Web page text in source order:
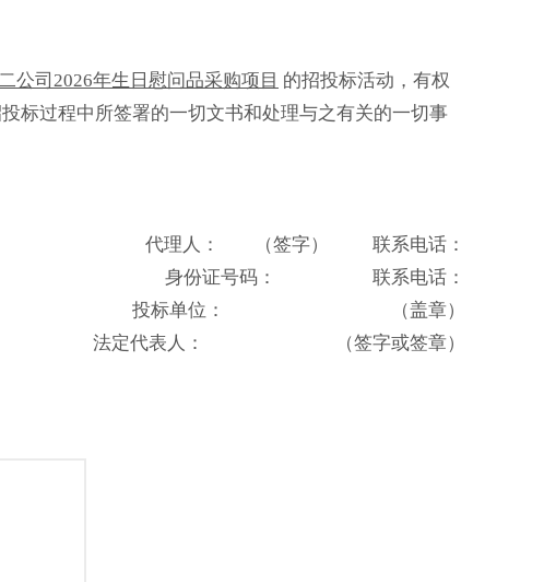
公司2026年生日慰问品采购项目 的招投标活动，有权
标过程中所签署的一切文书和处理与之有关的一切事
代理人： （签字） 联系电话：
身份证号码： 联系电话：
投标单位： （盖章）
法定代表人： （签字或签章）